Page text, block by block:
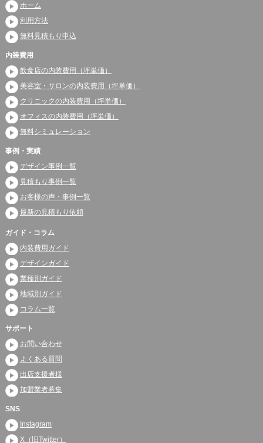
ホーム
利用方法
無料見積もり申込
内装費用
飲食店の内装費用（坪単価）
美容室・サロンの内装費用（坪単価）
クリニックの内装費用（坪単価）
オフィスの内装費用（坪単価）
無料シミュレーション
事例・実績
デザイン事例一覧
見積もり事例一覧
お客様の声・事例一覧
最新の見積もり依頼
ガイド・コラム
内装費用ガイド
デザインガイド
業種別ガイド
地域別ガイド
コラム一覧
サポート
お問い合わせ
よくある質問
出店支援者様
加盟業者募集
SNS
Instagram
X（旧Twitter）